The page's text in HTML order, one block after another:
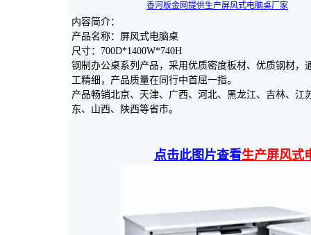
香河板金网提供生产屏风式电脑桌厂家
内容简介：
产品名称：屏风式电脑桌
尺寸：700D*1400W*740H
钢制办公桌系列产品，采用优质密度板材、优质钢材，
工精细，产品质量在同行中首屈一指。
产品畅销北京、天津、广西、河北、黑龙江、吉林、江
东、山西、陕西等省市。
点击此图片查看生产屏风式